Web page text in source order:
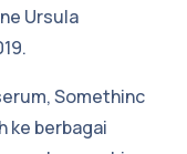
Ursula
Somethinc
ke berbagai